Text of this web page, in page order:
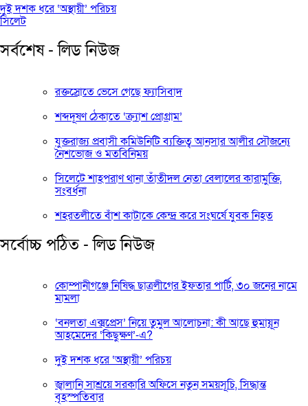
দুই দশক ধরে ‘অস্থায়ী’ পরিচয়
সিলেট
সর্বশেষ - লিড নিউজ
রক্তস্রোতে ভেসে গেছে ফ্যাসিবাদ
শব্দদূষণ ঠেকাতে ‘ক্র্যাশ প্রোগ্রাম’
যুক্তরাজ্য প্রবাসী কমিউনিটি ব্যক্তিত্ব আনসার আলীর সৌজন্যে
নৈশভোজ ও মতবিনিময়
সিলেটে শাহপরাণ থানা তাঁতীদল নেতা বেলালের কারামুক্তি,
সংবর্ধনা
শহরতলীতে বাঁশ কাটাকে কেন্দ্র করে সংঘর্ষে যুবক নিহত
সর্বোচ্চ পঠিত - লিড নিউজ
কোম্পানীগঞ্জে নিষিদ্ধ ছাত্রলীগের ইফতার পার্টি, ৩০ জনের নামে
মামলা
‘বনলতা এক্সপ্রেস’ নিয়ে তুমুল আলোচনা: কী আছে হুমায়ূন
আহমেদের ‘কিছুক্ষণ’-এ?
দুই দশক ধরে ‘অস্থায়ী’ পরিচয়
জ্বালানি সাশ্রয়ে সরকারি অফিসে নতুন সময়সূচি, সিদ্ধান্ত
বৃহস্পতিবার